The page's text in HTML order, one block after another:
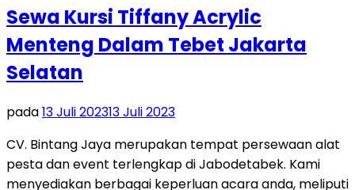
Sewa Kursi Tiffany Acrylic
Menteng Dalam Tebet Jakarta
Selatan
pada13 Juli 202313 Juli 2023
CV. Bintang Jaya merupakan tempat persewaan alat
pesta dan event terlengkap di Jabodetabek. Kami
menyediakan berbagai keperluan acara anda, meliputi